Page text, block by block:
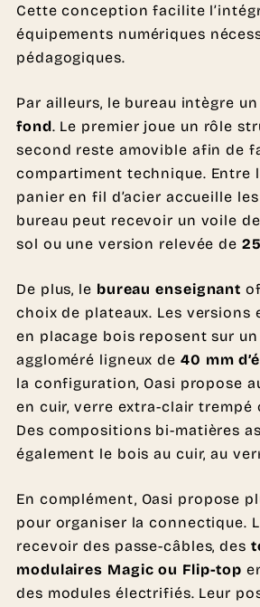
Cette conception facilite
équipements numériques
pédagogiques.
Par ailleurs, le bureau intègre un
fond. Le premier joue un rôle
second reste amovible afin de
compartiment technique. Entre
panier en fil d’acier accueille
bureau peut recevoir un voile
sol ou une version relevée de
De plus, le bureau enseignant
choix de plateaux. Les versions
en placage bois reposent sur
aggloméré ligneux de 40 mm
la configuration, Oasi propose
en cuir, verre extra-clair trempé
Des compositions bi-matières
également le bois au cuir, au
En complément, Oasi propose
pour organiser la connectique.
recevoir des passe-câbles, des
modulaires Magic ou Flip-top
des modules électrifiés. Leur